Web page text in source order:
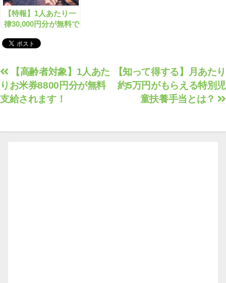
【特報】1人あたり一
律30,000円分が無料で
投
稿
ナ
ゲ
【知って得する】月あたり
約5万円がもらえる特別児
童扶養手当とは？
【高齢者対象】1人あた
りお米券8800円分が無料
支給されます！